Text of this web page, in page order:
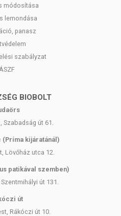
módosítása
lemondása
panasz
szabályzat
BIOBOLT
Szabadság út 61.
(Príma kijáratánál)
Lövőház utca 12.
patikával szemben)
út 131.
út
Rákóczi út 10.